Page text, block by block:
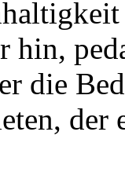
hin,
die
der